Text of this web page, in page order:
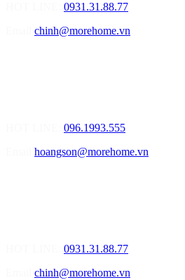
0931.31.88.77
chinh@morehome.vn
096.1993.555
hoangson@morehome.vn
0931.31.88.77
chinh@morehome.vn